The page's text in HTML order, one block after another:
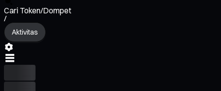
Cari Token/Dompet
/
Aktivitas